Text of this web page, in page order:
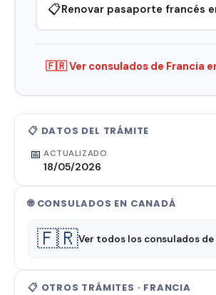
📋 DATOS DEL TRÁMITE
📅 ACTUALIZADO
18/05/2026
🌐 CONSULADOS EN CANADÁ
🇫🇷Ver todos los consulados de
📋 OTROS TRÁMITES · FRANCIA
📋Renovar pasaporte francés
🇫🇷 Ver consulados de Francia